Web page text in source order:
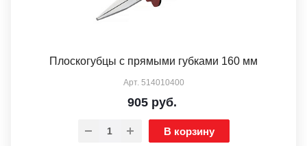
Плоскогубцы с прямыми губками 160 мм
Арт. 514010400
905 руб.
В корзину